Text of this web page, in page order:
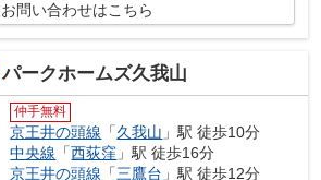
お問い合わせはこちら
パークホームズ久我山
仲手無料
京王井の頭線 「久我山 」駅 徒歩10分
中央線 「西荻窪 」駅 徒歩16分
京王井の頭線 「三鷹台 」駅 徒歩12分